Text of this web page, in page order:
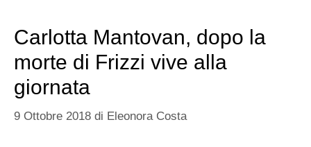
Carlotta Mantovan, dopo la
morte di Frizzi vive alla
giornata
9 Ottobre 2018 di Eleonora Costa